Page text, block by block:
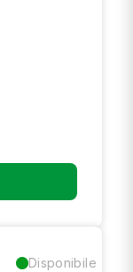
Disponibile